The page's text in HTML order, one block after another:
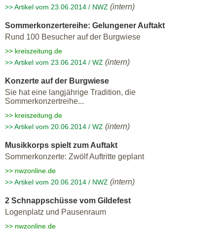
>> Artikel vom 23.06.2014 / NWZ (intern)
Sommerkonzertereihe: Gelungener Auftakt
Rund 100 Besucher auf der Burgwiese
>> kreiszeitung.de
>> Artikel vom 23.06.2014 / WZ (intern)
Konzerte auf der Burgwiese
Sie hat eine langjährige Tradition, die
Sommerkonzertreihe...
>> kreiszeitung.de
>> Artikel vom 20.06.2014 / WZ (intern)
Musikkorps spielt zum Auftakt
Sommerkonzerte: Zwölf Auftritte geplant
>> nwzonline.de
>> Artikel vom 20.06.2014 / NWZ (intern)
2 Schnappschüsse vom Gildefest
Logenplatz und Pausenraum
>> nwzonline.de